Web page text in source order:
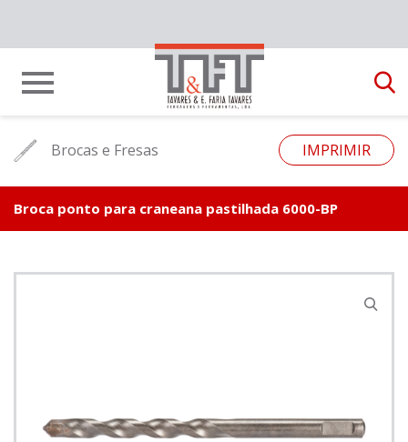
Brocas e Fresas IMPRIMIR
Broca ponto para craneana pastilhada 6000-BP